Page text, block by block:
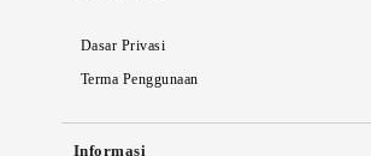
Dasar Privasi
Terma Penggunaan
Informasi